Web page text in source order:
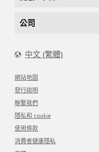
公司
中文 (繁體)
網站地圖
發行說明
聯繫我們
隱私和 cookie
使用條款
消費者健康隱私